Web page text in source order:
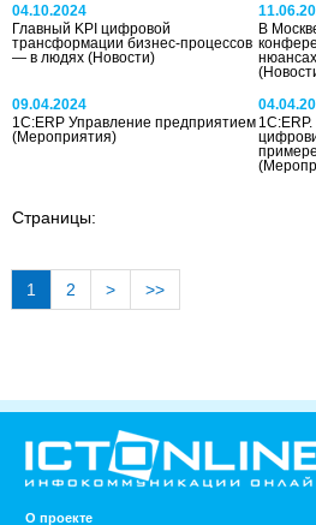
04.10.2024
Главный KPI цифровой
трансформации бизнес-процессов
— в людях (Новости)
В
09.04.2024
1С:ERP Управление предприятием
(Мероприятия)
Страницы:
1 2 > >>
О проекте